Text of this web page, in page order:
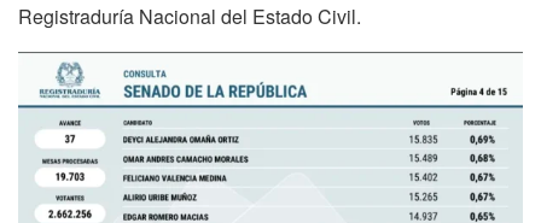
Registraduría Nacional del Estado Civil.